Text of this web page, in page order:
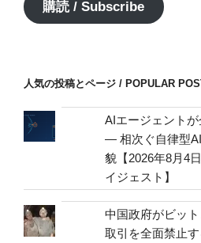
ド
address
購読 / Subscribe
人気の投稿とページ / POPULAR
AIエージェント
— 相次ぐ自律型
貌【2026年8月4
イジェスト】
中国政府がビッ
取引を全面禁止